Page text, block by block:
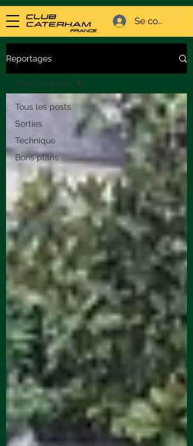
Se connecter
Reportages
Tous les posts
Sorties
Technique
Bons plans
Tous les posts